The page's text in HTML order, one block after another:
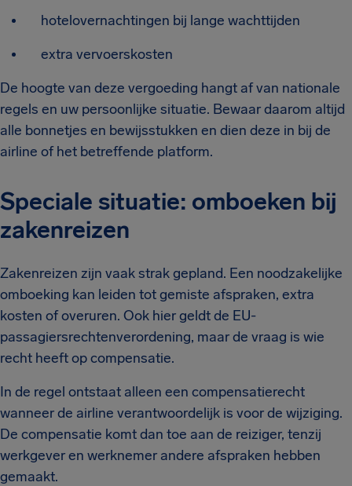
hotelovernachtingen bij lange wachttijden
extra vervoerskosten
De hoogte van deze vergoeding hangt af van nationale
regels en uw persoonlijke situatie. Bewaar daarom altijd
alle bonnetjes en bewijsstukken en dien deze in bij de
airline of het betreffende platform.
Speciale situatie: omboeken bij
zakenreizen
Zakenreizen zijn vaak strak gepland. Een noodzakelijke
omboeking kan leiden tot gemiste afspraken, extra
kosten of overuren. Ook hier geldt de EU-
passagiersrechtenverordening, maar de vraag is wie
recht heeft op compensatie.
In de regel ontstaat alleen een compensatierecht
wanneer de airline verantwoordelijk is voor de wijziging.
De compensatie komt dan toe aan de reiziger, tenzij
werkgever en werknemer andere afspraken hebben
gemaakt.